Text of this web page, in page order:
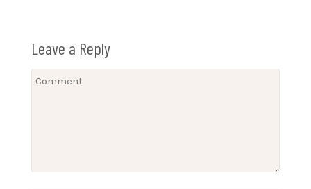
Leave a Reply